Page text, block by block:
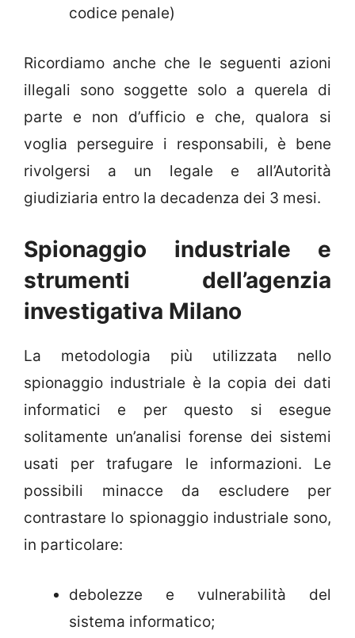
codice penale)
Ricordiamo anche che le seguenti azioni
illegali sono soggette solo a querela di
parte e non d’ufficio e che, qualora si
voglia perseguire i responsabili, è bene
rivolgersi a un legale e all’Autorità
giudiziaria entro la decadenza dei 3 mesi.
Spionaggio industriale e
strumenti dell’agenzia
investigativa Milano
La metodologia più utilizzata nello
spionaggio industriale è la copia dei dati
informatici e per questo si esegue
solitamente un’analisi forense dei sistemi
usati per trafugare le informazioni. Le
possibili minacce da escludere per
contrastare lo spionaggio industriale sono,
in particolare:
debolezze e vulnerabilità del
sistema informatico;